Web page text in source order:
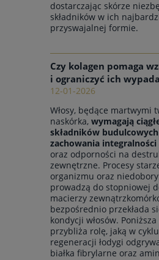
dostarczając skórze
składników w ich
przyswajalnej formie.
Czy kolagen pomaga
i ograniczyć ich
12-01-2026
Włosy, będące martwymi
naskórka, wymagają
składników
zachowania
oraz odporności na
zewnętrzne. Procesy
organizmu oraz
prowadzą do stopniowej
macierzy
bezpośrednio przekłada
kondycji włosów.
przybliża rolę, jaką w
regeneracji łodygi
białka fibrylarne oraz